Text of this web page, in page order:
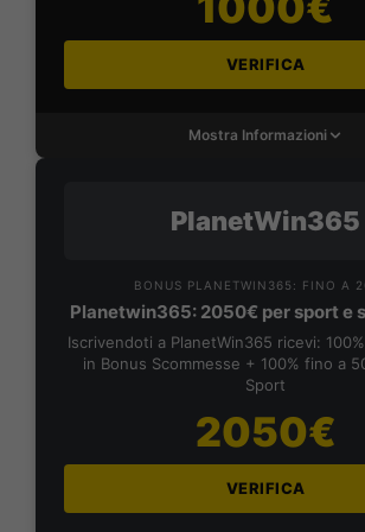
VERIFICA
Mostra Informazioni
PlanetWin365
BONUS PLANETWIN365: FINO A
Planetwin365: 2050€ per sport e
Iscrivendoti a PlanetWin365 ricevi:
in Bonus Scommesse + 100% fino a
Sport
2050€
VERIFICA